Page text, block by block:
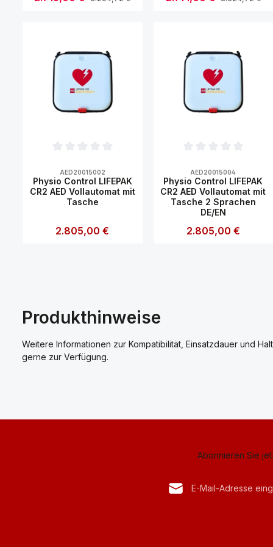
Produkt Anzahl: Gib den
Produkt
AED20015002
Physio Control LIFEPAK
CR2 AED Vollautomat mit
Tasche
Regulärer Preis:
2.805,00 €
AED20015004
Physio Control LIFEPAK
CR2 AED Vollautomat mit
Tasche 2 Sprachen
DE/EN
Regulärer Preis:
2.805,00 €
Produkthinweise
Weitere Informationen zur Kompatibilität, Einsatzdauer und
gerne zur Verfügung.
Abonnieren Sie